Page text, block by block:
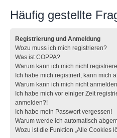
Häufig gestellte
Registrierung und Anmeldung
Wozu muss ich mich registrieren?
Was ist COPPA?
Warum kann ich mich nicht
Ich habe mich registriert, kann mich
Warum kann ich mich nicht
Ich habe mich vor einiger Zeit
anmelden?!
Ich habe mein Passwort vergessen!
Warum werde ich automatisch
Wozu ist die Funktion „Alle Cookies